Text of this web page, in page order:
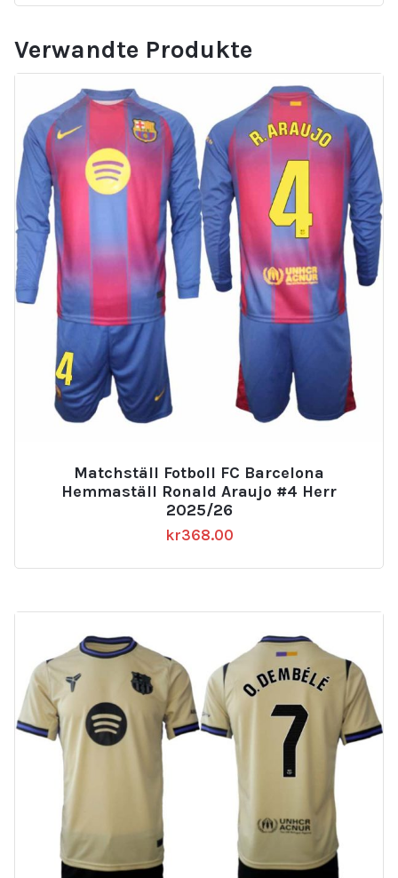
Verwandte Produkte
Matchställ Fotboll FC Barcelona
Hemmaställ Ronald Araujo #4 Herr
2025/26
kr368.00